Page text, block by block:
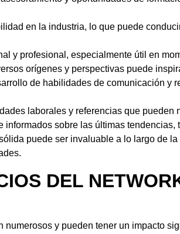
en la industria, lo que puede
y profesional, especialmente útil en
orígenes y perspectivas puede
de habilidades de comunicación y
laborales y referencias que pueden
informados sobre las últimas tendencias,
puede ser invaluable a lo largo de
DEL
numerosos y pueden tener un impacto